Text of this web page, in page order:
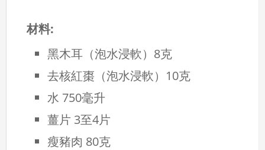
材料:
黑木耳（泡水浸軟）8克
去核紅棗（泡水浸軟）10克
水 750毫升
薑片 3至4片
瘦豬肉 80克